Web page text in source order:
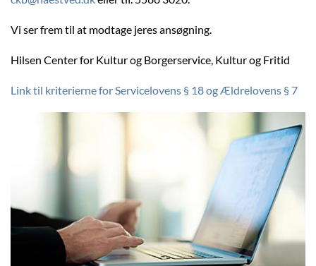
Vi ser frem til at modtage jeres ansøgning.
Hilsen Center for Kultur og Borgerservice, Kultur og Fritid
Link til kriterierne for Servicelovens § 18 og Ældrelovens § 7